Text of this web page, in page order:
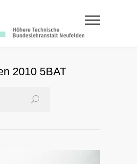
2010 5BAT